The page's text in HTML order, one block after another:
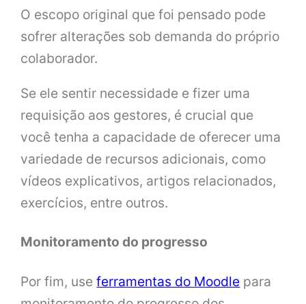
O escopo original que foi pensado pode
sofrer alterações sob demanda do próprio
colaborador.
Se ele sentir necessidade e fizer uma
requisição aos gestores, é crucial que
você tenha a capacidade de oferecer uma
variedade de recursos adicionais, como
vídeos explicativos, artigos relacionados,
exercícios, entre outros.
Monitoramento do progresso
Por fim, useferramentas do Moodle para